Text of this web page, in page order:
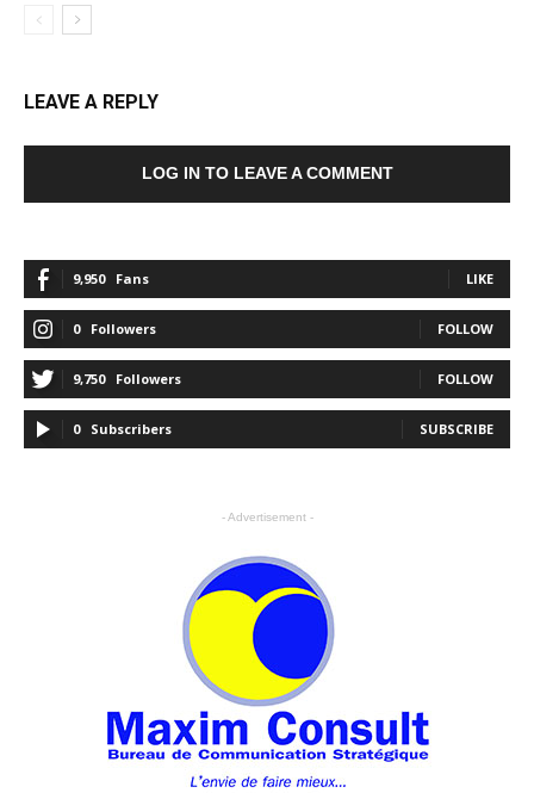
LEAVE A REPLY
LOG IN TO LEAVE A COMMENT
9,950 Fans LIKE
0 Followers FOLLOW
9,750 Followers FOLLOW
0 Subscribers SUBSCRIBE
- Advertisement -